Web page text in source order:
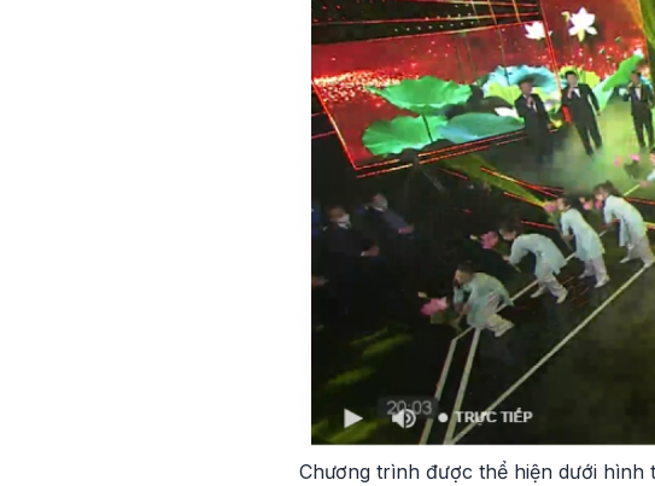
Chương trình được thể hiện dưới